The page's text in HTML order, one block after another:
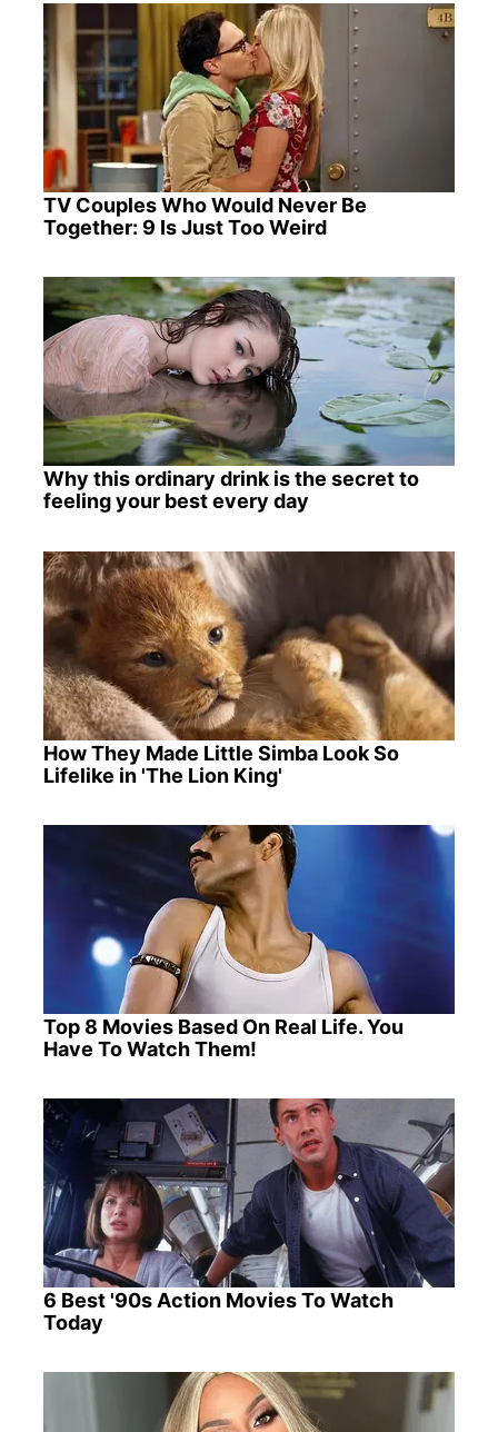
TV Couples Who Would Never Be
Together: 9 Is Just Too Weird
Why this ordinary drink is the secret to
feeling your best every day
How They Made Little Simba Look So
Lifelike in 'The Lion King'
Top 8 Movies Based On Real Life. You
Have To Watch Them!
6 Best '90s Action Movies To Watch
Today